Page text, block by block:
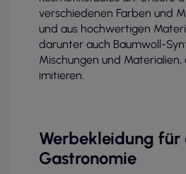
verschiedenen Farben und
und aus hochwertigen
darunter auch Baumwoll-
Mischungen und
imitieren.
Werbekleidung für
Gastronomie